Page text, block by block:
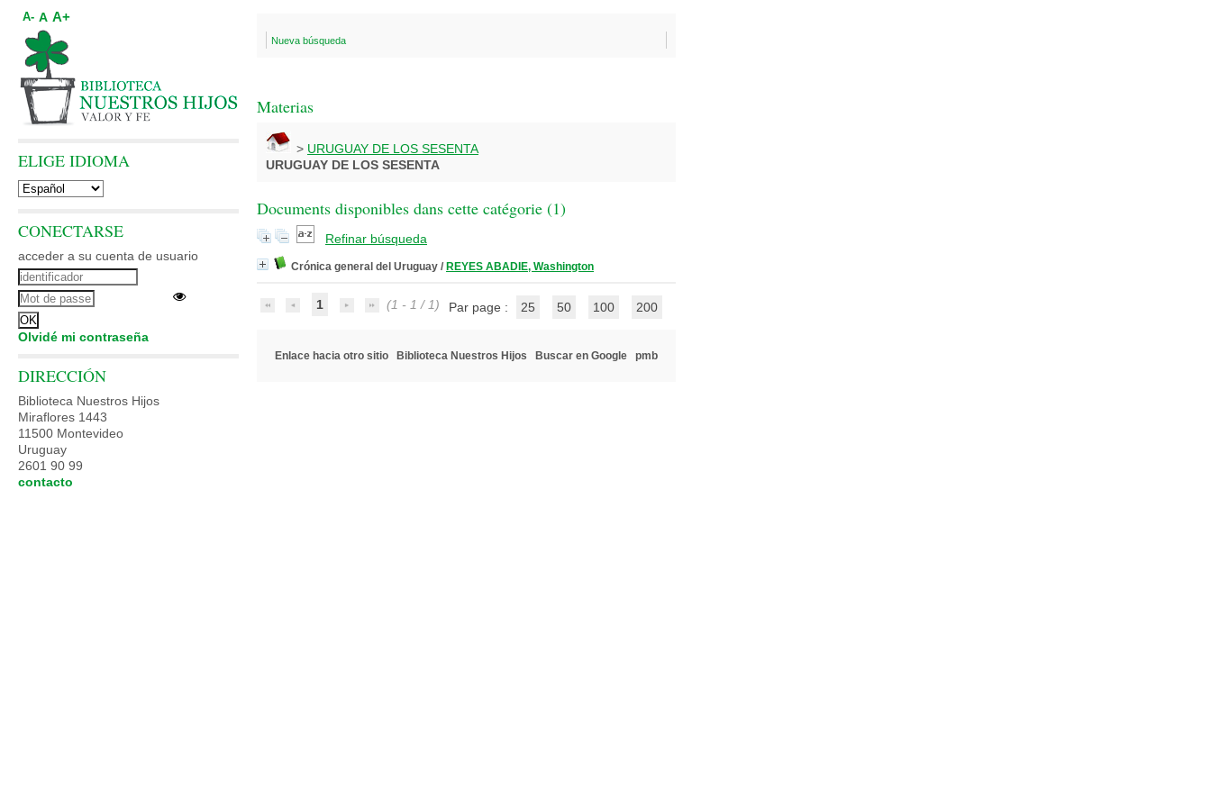
Nueva búsqueda
Materias
> URUGUAY DE LOS SESENTA
URUGUAY DE LOS SESENTA
Documents disponibles dans cette catégorie (1)
Refinar búsqueda
Crónica general del Uruguay / REYES ABADIE, Washington
1 (1 - 1 / 1) Par page : 25 50 100 200
Enlace hacia otro sitio Biblioteca Nuestros Hijos Buscar en Google pmb
A- A A+
ELIGE IDIOMA
CONECTARSE
acceder a su cuenta de usuario
Olvidé mi contraseña
DIRECCIÓN
Biblioteca Nuestros Hijos
Miraflores 1443
11500 Montevideo
Uruguay
2601 90 99
contacto